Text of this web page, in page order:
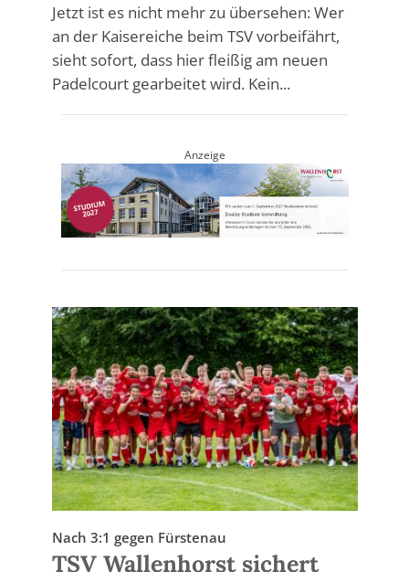
Jetzt ist es nicht mehr zu übersehen: Wer
an der Kaisereiche beim TSV vorbeifährt,
sieht sofort, dass hier fleißig am neuen
Padelcourt gearbeitet wird. Kein...
Anzeige
Nach 3:1 gegen Fürstenau
TSV Wallenhorst sichert